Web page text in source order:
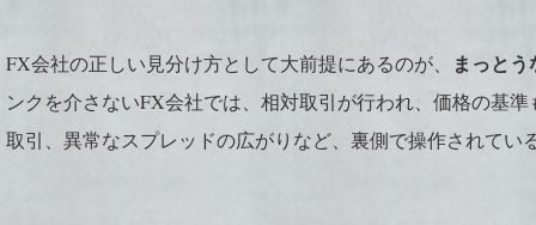
FX会社の正しい見分け方として大前提にあるのが、 まっと
ンクを介さないFX会社では、相対取引が行われ、価格の基
取引、異常なスプレッドの広がりなど、裏側で操作されてい